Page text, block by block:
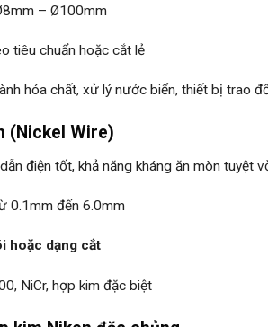
– Ø100mm
tiêu chuẩn hoặc cắt lẻ
hóa chất, xử lý nước biển, thiết bị trao
(Nickel Wire)
điện tốt, khả năng kháng ăn mòn tuyệt
0.1mm đến 6.0mm
hoặc dạng cắt
NiCr, hợp kim đặc biệt